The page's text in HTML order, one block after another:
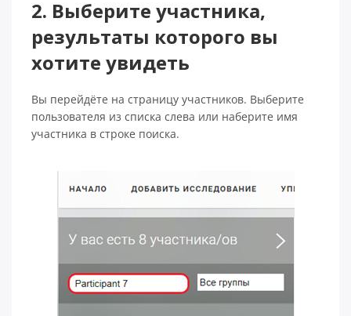
2. Выберите участника,
результаты которого вы
хотите увидеть
Вы перейдёте на страницу участников. Выберите
пользователя из списка слева или наберите имя
участника в строке поиска.